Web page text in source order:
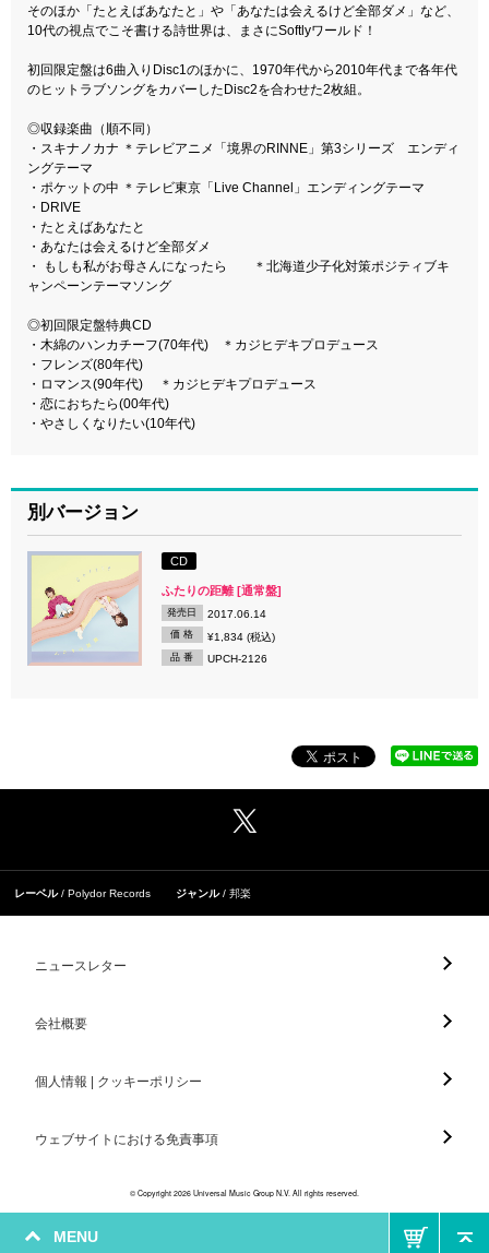
MENU
そのほか「たとえばあなたと」や「あなたは会えるけど全部ダメ」など、
10代の視点でこそ書ける詩世界は、まさにSoftlyワールド！
初回限定盤は6曲入りDisc1のほかに、1970年代から2010年代まで各年代
のヒットラブソングをカバーしたDisc2を合わせた2枚組。
◎収録楽曲（順不同）
・スキナノカナ ＊テレビアニメ「境界のRINNE」第3シリーズ エンディ
ングテーマ
・ポケットの中 ＊テレビ東京「Live Channel」エンディングテーマ
・DRIVE
・たとえばあなたと
・あなたは会えるけど全部ダメ
・ もしも私がお母さんになったら ＊北海道少子化対策ポジティブキ
ャンペーンテーマソング
◎初回限定盤特典CD
・木綿のハンカチーフ(70年代) ＊カジヒデキプロデュース
・フレンズ(80年代)
・ロマンス(90年代) ＊カジヒデキプロデュース
・恋におちたら(00年代)
・やさしくなりたい(10年代)
別バージョン
CD
ふたりの距離 [通常盤]
発売日 2017.06.14
価 格 ¥1,834 (税込)
品 番 UPCH-2126
レーベル Polydor Records ジャンル 邦楽
ニュースレター
会社概要
個人情報 | クッキーポリシー
ウェブサイトにおける免責事項
© Copyright 2026 Universal Music Group N.V. All rights reserved.